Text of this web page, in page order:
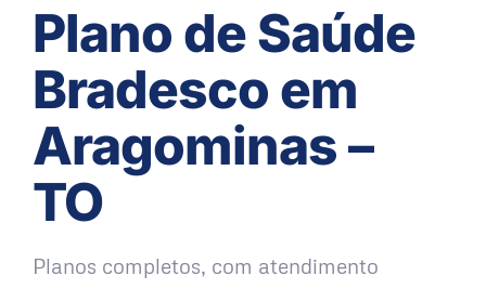
Plano de Saúde
Bradesco em
Aragominas –
TO
Planos completos, com atendimento